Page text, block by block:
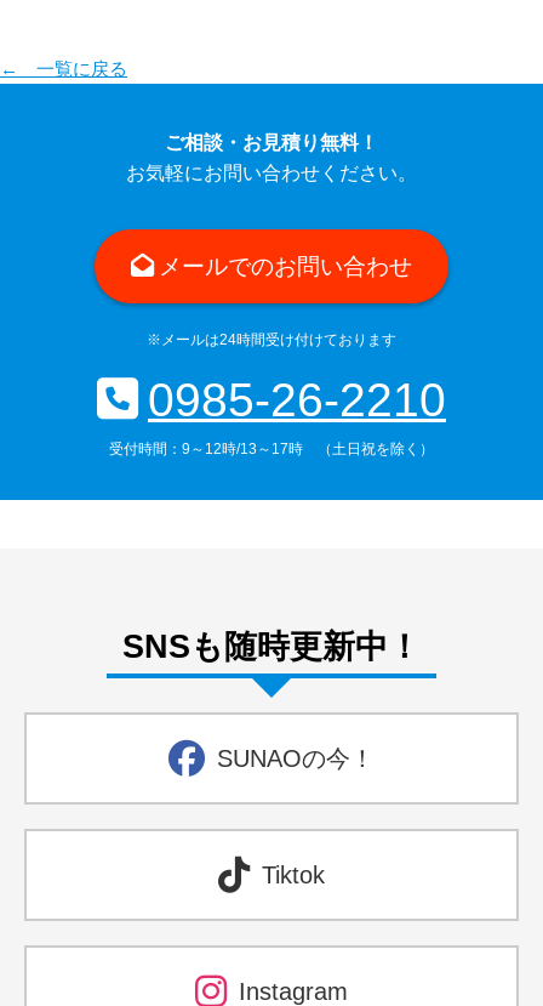
← 一覧に戻る
ご相談・お見積り無料！
お気軽にお問い合わせください。
メールでのお問い合わせ
※メールは24時間受け付けております
0985-26-2210
受付時間：9～12時/13～17時 （土日祝を除く）
SNSも随時更新中！
SUNAOの今！
Tiktok
Instagram